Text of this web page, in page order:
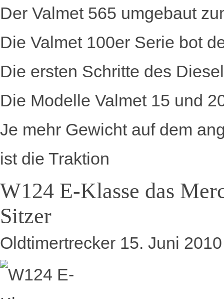
Der Valmet 565 umgebaut
Die Valmet 100er Serie bot
Die ersten Schritte des
Die Modelle Valmet 15 und
Je mehr Gewicht auf dem
ist die Traktion
W124 E-Klasse das
Sitzer
Oldtimertrecker 15. Juni